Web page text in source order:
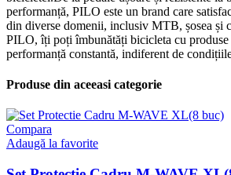
performanță, PILO este un brand care
din diverse domenii, inclusiv MTB, șosea și
PILO, îți poți îmbunătăți bicicleta cu
performanță constantă, indiferent de
Produse din aceeasi categorie
Compara
Adaugă la favorite